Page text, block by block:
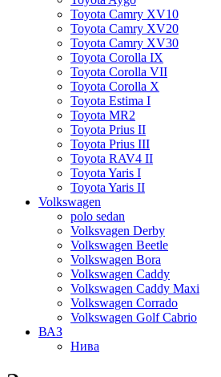
Toyota Camry XV10
Toyota Camry XV20
Toyota Camry XV30
Toyota Corolla IX
Toyota Corolla VII
Toyota Corolla X
Toyota Estima I
Toyota MR2
Toyota Prius II
Toyota Prius III
Toyota RAV4 II
Toyota Yaris I
Toyota Yaris II
Volkswagen
polo sedan
Volksvagen Derby
Volkswagen Beetle
Volkswagen Bora
Volkswagen Caddy
Volkswagen Caddy Maxi
Volkswagen Corrado
Volkswagen Golf Cabrio
ВАЗ
Нива